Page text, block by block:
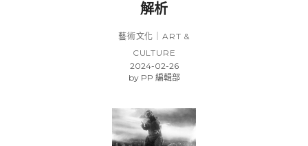
解析
藝術文化｜ART &
CULTURE
2024-02-26
byPP 編輯部